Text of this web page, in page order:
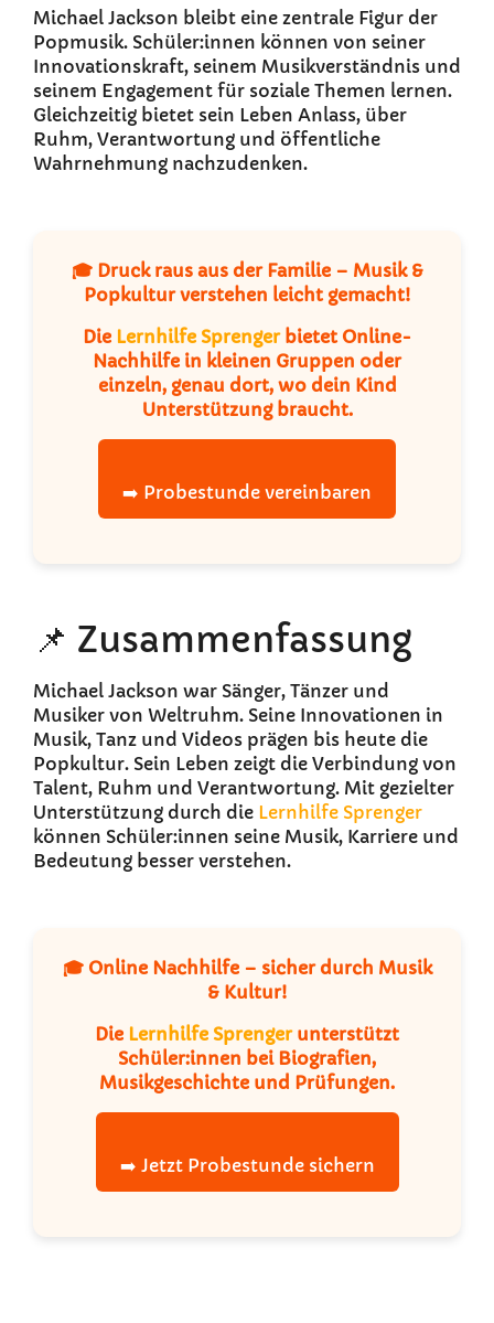
Michael Jackson bleibt eine zentrale Figur der
Popmusik. Schüler:innen können von seiner
Innovationskraft, seinem Musikverständnis und
seinem Engagement für soziale Themen lernen.
Gleichzeitig bietet sein Leben Anlass, über
Ruhm, Verantwortung und öffentliche
Wahrnehmung nachzudenken.
🎓 Druck raus aus der Familie – Musik &
Popkultur verstehen leicht gemacht!
Die Lernhilfe Sprengerbietet Online-
Nachhilfe in kleinen Gruppen oder
einzeln, genau dort, wo dein Kind
Unterstützung braucht.
➡️ Probestunde vereinbaren
📌 Zusammenfassung
Michael Jackson war Sänger, Tänzer und
Musiker von Weltruhm. Seine Innovationen in
Musik, Tanz und Videos prägen bis heute die
Popkultur. Sein Leben zeigt die Verbindung von
Talent, Ruhm und Verantwortung. Mit gezielter
Unterstützung durch die Lernhilfe Sprenger
können Schüler:innen seine Musik, Karriere und
Bedeutung besser verstehen.
🎓 Online Nachhilfe – sicher durch Musik
& Kultur!
Die Lernhilfe Sprengerunterstützt
Schüler:innen bei Biografien,
Musikgeschichte und Prüfungen.
➡️ Jetzt Probestunde sichern